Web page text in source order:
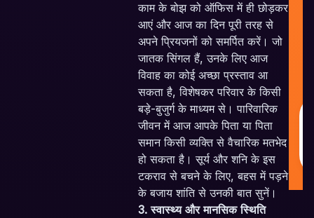
काम के बोझ को ऑफिस में ही छोड़कर
आएं और आज का दिन पूरी तरह से
अपने प्रियजनों को समर्पित करें। जो
जातक सिंगल हैं, उनके लिए आज
विवाह का कोई अच्छा प्रस्ताव आ
सकता है, विशेषकर परिवार के किसी
बड़े-बुजुर्ग के माध्यम से। पारिवारिक
जीवन में आज आपके पिता या पिता
समान किसी व्यक्ति से वैचारिक मतभेद
हो सकता है। सूर्य और शनि के इस
टकराव से बचने के लिए, बहस में पड़ने
के बजाय शांति से उनकी बात सुनें।
3. स्वास्थ्य और मानसिक स्थिति